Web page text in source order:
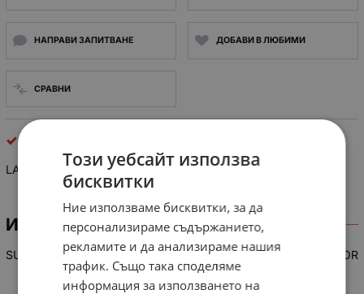
НАПРАВИ ЗАПИТВАНЕ ДОБАВИ В ЛЮБИМИ
СРАВНИ
LA 7575
ИНФОРМАЦИЯ
SUPER-SPLIT, PLL-II VIDEO AND SOUND IF SIGNAL PROCESSOR
Този уебсайт използва
бисквитки
Ние използваме бисквитки, за да
персонализираме съдържанието,
рекламите и да анализираме нашия
трафик. Също така споделяме
информация за използването на